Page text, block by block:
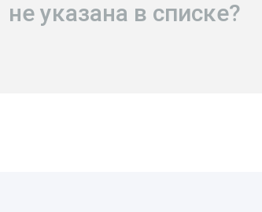
не указана в списке?